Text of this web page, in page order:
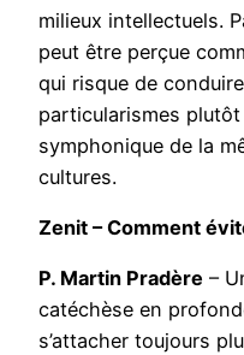
milieux intellectuels.
peut être perçue
qui risque de
particularismes plutôt
symphonique de la
cultures.
Zenit – Comment
P. Martin Pradère –
catéchèse en
s’attacher toujours